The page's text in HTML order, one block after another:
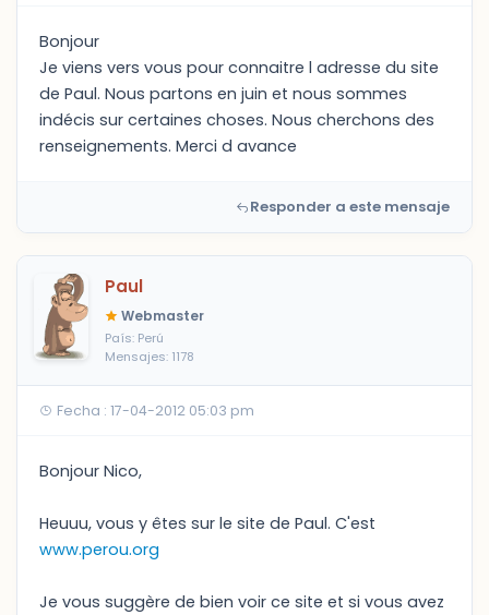
Bonjour
Je viens vers vous pour connaitre l adresse du site
de Paul. Nous partons en juin et nous sommes
indécis sur certaines choses. Nous cherchons des
renseignements. Merci d avance
Responder a este mensaje
Paul
Webmaster
País: Perú
Mensajes: 1178
Fecha : 17-04-2012 05:03 pm
Bonjour Nico,
Heuuu, vous y êtes sur le site de Paul. C'est
www.perou.org
Je vous suggère de bien voir ce site et si vous avez